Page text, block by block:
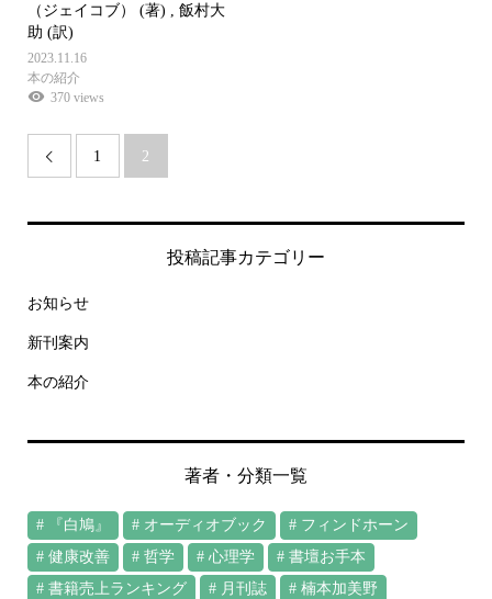
（ジェイコブ） (著) , 飯村大
助 (訳)
2023.11.16
本の紹介
370 views
 1 2
投稿記事カテゴリー
お知らせ
新刊案内
本の紹介
著者・分類一覧
『白鳩』 オーディオブック
フィンドホーン
健康改善
哲学 心理学
書壇お手本
書籍売上ランキング
月刊誌
楠本加美野